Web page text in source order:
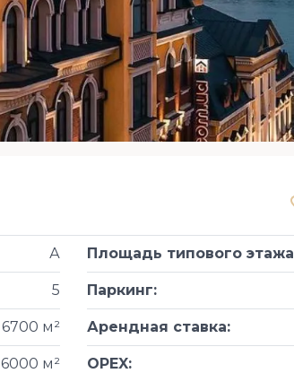
А Площадь типового этажа
5 Паркинг:
6700 м² Арендная ставка:
6000 м² OPEX: